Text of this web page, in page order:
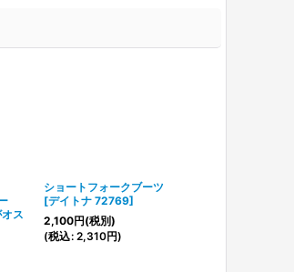
ス
ショートフォークブーツ
[デイトナ 72769]
2,100円(税別)
(税込: 2,310円)